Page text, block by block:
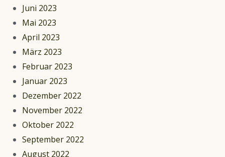
Juni 2023
Mai 2023
April 2023
März 2023
Februar 2023
Januar 2023
Dezember 2022
November 2022
Oktober 2022
September 2022
August 2022